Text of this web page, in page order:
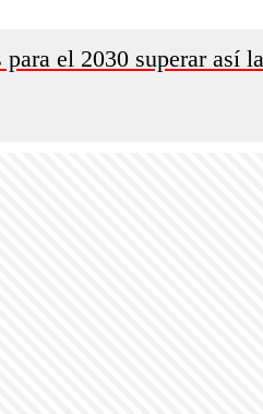
el 2030 superar así